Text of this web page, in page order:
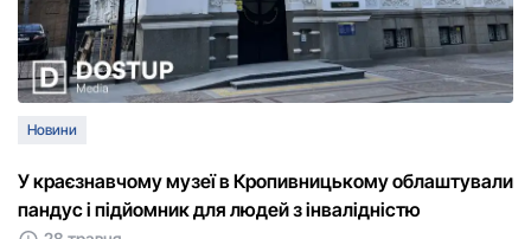
Новини
У краєзнавчому музеї в Кропивницькому облаштували
пандус і підйомник для людей з інвалідністю